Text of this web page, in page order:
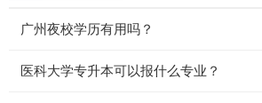
广州夜校学历有用吗？
医科大学专升本可以报什么专业？